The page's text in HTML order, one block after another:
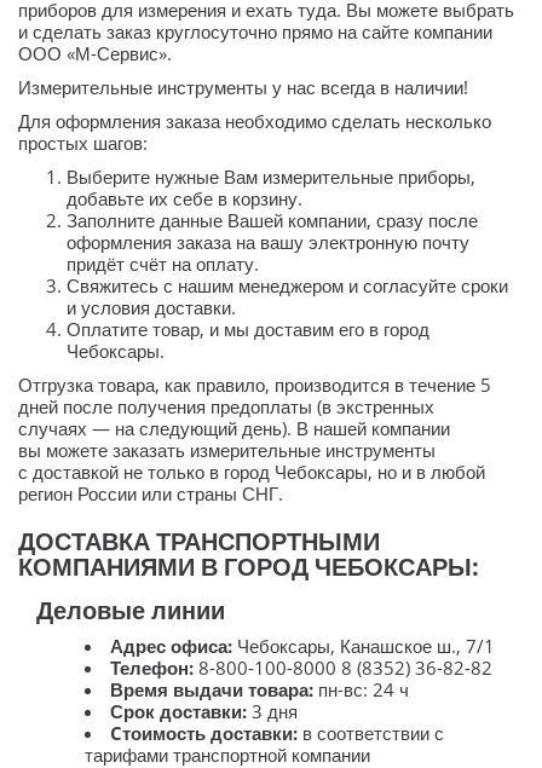
приборов для измерения и ехать туда. Вы можете выбрать
и сделать заказ круглосуточно прямо на сайте компании
ООО «М-Сервис».
Измерительные инструменты у нас всегда в наличии!
Для оформления заказа необходимо сделать несколько
простых шагов:
Выберите нужные Вам измерительные приборы,
добавьте их себе в корзину.
Заполните данные Вашей компании, сразу после
оформления заказа на вашу электронную почту
придёт счёт на оплату.
Свяжитесь с нашим менеджером и согласуйте сроки
и условия доставки.
Оплатите товар, и мы доставим его в город
Чебоксары.
Отгрузка товара, как правило, производится в течение 5
дней после получения предоплаты (в экстренных
случаях — на следующий день). В нашей компании
вы можете заказать измерительные инструменты
с доставкой не только в город Чебоксары, но и в любой
регион России или страны СНГ.
ДОСТАВКА ТРАНСПОРТНЫМИ
КОМПАНИЯМИ В ГОРОД ЧЕБОКСАРЫ:
Деловые линии
Адрес офиса: Чебоксары, Канашское ш., 7/1
Телефон: 8-800-100-8000 8 (8352) 36-82-82
Время выдачи товара: пн-вс: 24 ч
Срок доставки: 3 дня
Cтоимость доставки: в соответствии с
тарифами транспортной компании